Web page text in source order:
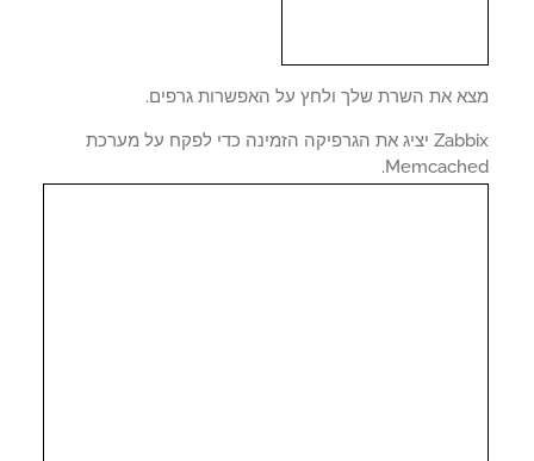
את השרת שלך ולחץ על האפשרות גרפים.
Zabbix יציג את הגרפיקה הזמינה כדי לפקח על מערכת